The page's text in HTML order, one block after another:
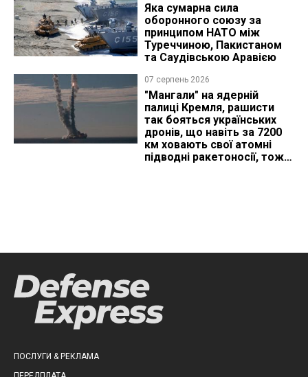
Яка сумарна сила
оборонного союзу за
принципом НАТО між
Туреччиною, Пакистаном
та Саудівською Аравією
07 серпень 2026
"Мангали" на ядерній
палиці Кремля, рашисти
так бояться українських
дронів, що навіть за 7200
км ховають свої атомні
підводні ракетоносії, тож
ПОСЛУГИ & РЕКЛАМА